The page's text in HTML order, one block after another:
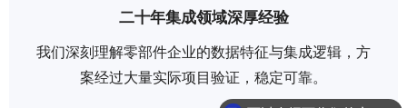
二十年集成领域深厚经验
我们深刻理解零部件企业的数据特征与集成逻辑，方
案经过大量实际项目验证，稳定可靠。